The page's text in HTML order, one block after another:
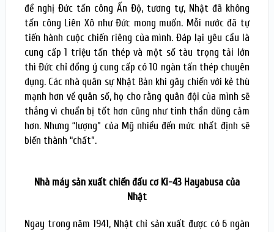
đề nghị Đức tấn công Ấn Độ, tương tự, Nhật đã không
tấn công Liên Xô như Đức mong muốn. Mỗi nước đã tự
tiến hành cuộc chiến riêng của mình. Đáp lại yêu cầu là
cung cấp 1 triệu tấn thép và một số tàu trọng tải lớn
thì Đức chỉ đồng ý cung cấp có 10 ngàn tấn thép chuyên
dụng. Các nhà quân sự Nhật Bản khi gây chiến với kẻ thù
mạnh hơn về quân số, họ cho rằng quân đội của mình sẽ
thắng vì chuẩn bị tốt hơn cũng như tinh thần dũng cảm
hơn. Nhưng “lượng” của Mỹ nhiều đến mức nhất định sẽ
biến thành “chất”.
Nhà máy sản xuất chiến đấu cơ Ki-43 Hayabusa của
Nhật
Ngay trong năm 1941, Nhật chỉ sản xuất được có 6 ngàn